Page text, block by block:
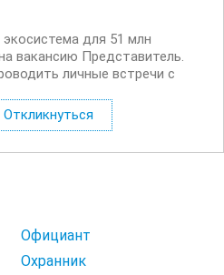
для 51 млн
вакансию Представитель.
личные встречи с
Продавать
Откликнуться
Официант
Охранник